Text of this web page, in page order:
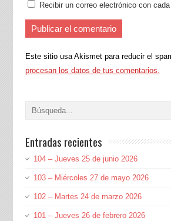
Recibir un correo electrónico con
Este sitio usa Akismet para reducir el
procesan los datos de tus comentarios.
Entradas recientes
104 – Jueves 25 de junio 2026
103 – Miércoles 27 de mayo 2026
102 – Martes 24 de marzo 2026
101 – Jueves 26 de febrero 2026